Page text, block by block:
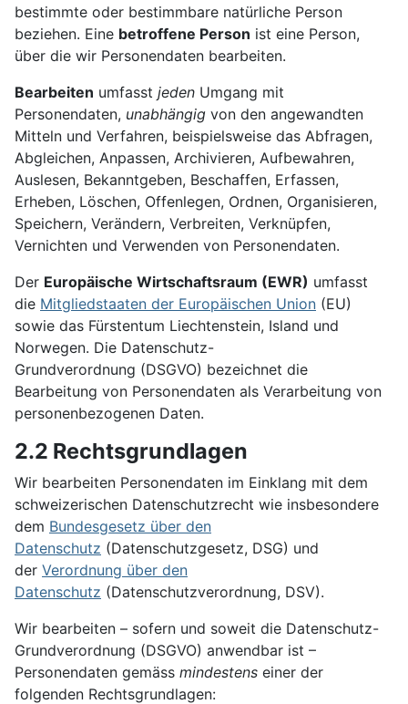
bestimmte oder bestimmbare natürliche Person
beziehen. Eine betroffene Person ist eine Person,
über die wir Personendaten bearbeiten.
Bearbeiten umfasst jeden Umgang mit
Personendaten, unabhängig von den angewandten
Mitteln und Verfahren, beispielsweise das Abfragen,
Abgleichen, Anpassen, Archivieren, Aufbewahren,
Auslesen, Bekanntgeben, Beschaffen, Erfassen,
Erheben, Löschen, Offenlegen, Ordnen, Organisieren,
Speichern, Verändern, Verbreiten, Verknüpfen,
Vernichten und Verwenden von Personendaten.
Der Europäische Wirtschaftsraum (EWR) umfasst
die Mitgliedstaaten der Europäischen Union (EU)
sowie das Fürstentum Liechtenstein, Island und
Norwegen. Die Datenschutz-
Grundverordnung (DSGVO) bezeichnet die
Bearbeitung von Personendaten als Verarbeitung von
personenbezogenen Daten.
2.2 Rechtsgrundlagen
Wir bearbeiten Personendaten im Einklang mit dem
schweizerischen Datenschutzrecht wie insbesondere
dem Bundesgesetz über den
Datenschutz (Datenschutzgesetz, DSG) und
der Verordnung über den
Datenschutz (Datenschutzverordnung, DSV).
Wir bearbeiten – sofern und soweit die Datenschutz-
Grundverordnung (DSGVO) anwendbar ist –
Personendaten gemäss mindestens einer der
folgenden Rechtsgrundlagen: